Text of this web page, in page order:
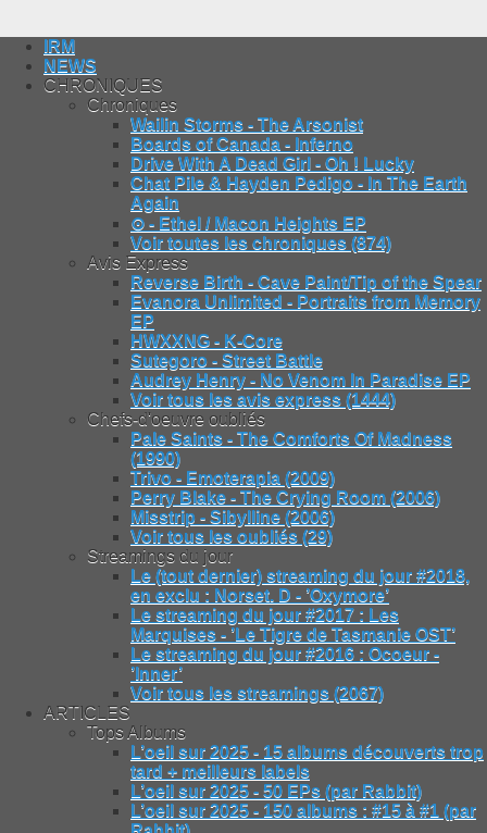
IRM
NEWS
CHRONIQUES
Chroniques
Wailin Storms - The Arsonist
Boards of Canada - Inferno
Drive With A Dead Girl - Oh ! Lucky
Chat Pile & Hayden Pedigo - In The Earth
Again
⊙ - Ethel / Macon Heights EP
Voir toutes les chroniques (874)
Avis Express
Reverse Birth - Cave Paint/Tip of the Spear
Evanora Unlimited - Portraits from Memory
EP
HWXXNG - K-Core
Sutegoro - Street Battle
Audrey Henry - No Venom In Paradise EP
Voir tous les avis express (1444)
Chefs-d'oeuvre oubliés
Pale Saints - The Comforts Of Madness
(1990)
Trivo - Emoterapia (2009)
Perry Blake - The Crying Room (2006)
Misstrip - Sibylline (2006)
Voir tous les oubliés (29)
Streamings du jour
Le (tout dernier) streaming du jour #2018,
en exclu : Norset. D - ’Oxymore’
Le streaming du jour #2017 : Les
Marquises - ’Le Tigre de Tasmanie OST’
Le streaming du jour #2016 : Ocoeur -
’Inner’
Voir tous les streamings (2067)
ARTICLES
Tops Albums
L’oeil sur 2025 - 15 albums découverts trop
tard + meilleurs labels
L’oeil sur 2025 - 50 EPs (par Rabbit)
L’oeil sur 2025 - 150 albums : #15 à #1 (par